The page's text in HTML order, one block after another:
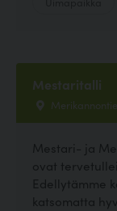
Mestaritalli
Mestari- ja
ovat
Edellytämme
katsomatta